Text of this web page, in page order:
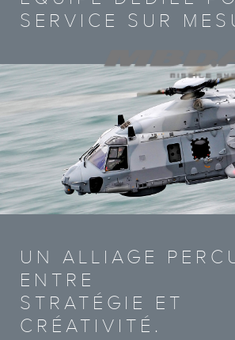
SERVICE SUR
UN ALLIAGE
ENTRE
STRATÉGIE ET
CRÉATIVITÉ.